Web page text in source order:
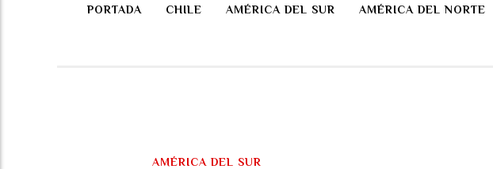
PORTADA CHILE AMÉRICA DEL SUR AMÉRICA DEL NORTE
AMÉRICA DEL SUR